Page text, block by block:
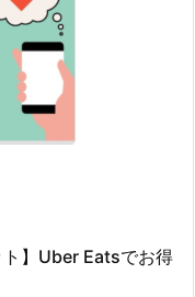
ト】Uber Eatsでお得